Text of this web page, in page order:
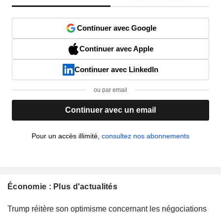
Continuer avec Google
Continuer avec Apple
Continuer avec LinkedIn
ou par email
Continuer avec un email
Pour un accès illimité, consultez nos abonnements
Économie : Plus d'actualités
Trump réitère son optimisme concernant les négociations